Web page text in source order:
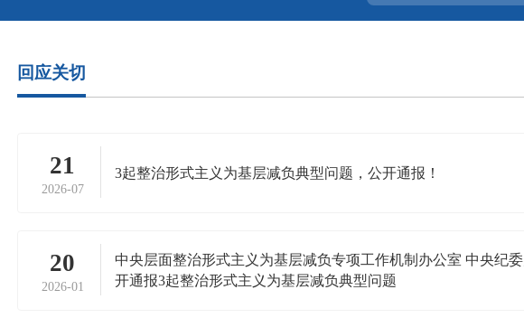
回应关切
21
2026-07
3起整治形式主义为基层减负典型问题，公开通报！
20
2026-01
中央层面整治形式主义为基层减负专项工作机制办公室 中央纪
开通报3起整治形式主义为基层减负典型问题